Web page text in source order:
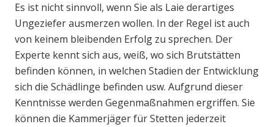
Es ist nicht sinnvoll, wenn Sie als Laie derartiges
Ungeziefer ausmerzen wollen. In der Regel ist auch
von keinem bleibenden Erfolg zu sprechen. Der
Experte kennt sich aus, weiß, wo sich Brutstätten
befinden können, in welchen Stadien der Entwicklung
sich die Schädlinge befinden usw. Aufgrund dieser
Kenntnisse werden Gegenmaßnahmen ergriffen. Sie
können die Kammerjäger für Stetten jederzeit